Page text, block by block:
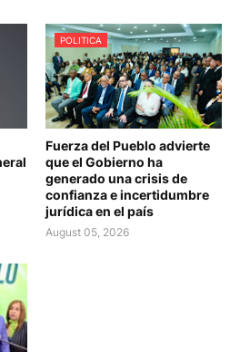
POLITICA
Fuerza del Pueblo advierte
que el Gobierno ha
generado una crisis de
confianza e incertidumbre
jurídica en el país
August 05, 2026